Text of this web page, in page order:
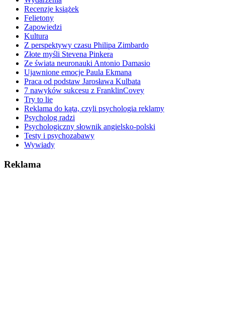
Recenzje książek
Felietony
Zapowiedzi
Kultura
Z perspektywy czasu Philipa Zimbardo
Złote myśli Stevena Pinkera
Ze świata neuronauki Antonio Damasio
Ujawnione emocje Paula Ekmana
Praca od podstaw Jarosława Kulbata
7 nawyków sukcesu z FranklinCovey
Try to lie
Reklama do kąta, czyli psychologia reklamy
Psycholog radzi
Psychologiczny słownik angielsko-polski
Testy i psychozabawy
Wywiady
Reklama